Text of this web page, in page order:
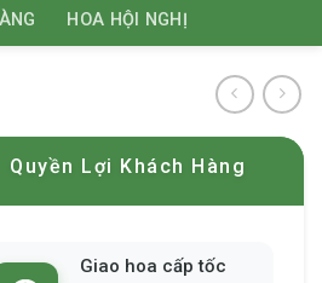
HOA HỘI NGHỊ
Quyền Lợi Khách Hàng
Giao hoa cấp tốc